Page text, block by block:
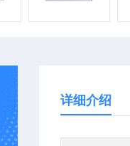
详细介绍